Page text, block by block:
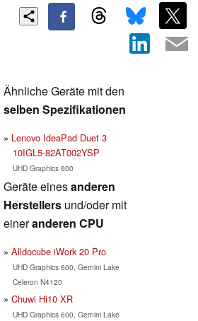
Ähnliche Geräte mit den
selben Spezifikationen
Lenovo IdeaPad Duet 3
10IGL5-82AT002YSP
UHD Graphics 600
Geräte einesanderen
Herstellers und/oder mit
eineranderen CPU
Alldocube iWork 20 Pro
UHD Graphics 600, Gemini Lake
Celeron N4120
Chuwi Hi10 XR
UHD Graphics 600, Gemini Lake